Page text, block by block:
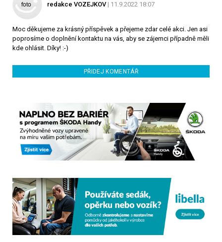
redakce VOZEJKOV | 11.9.2022 18:07
Moc děkujeme za krásný příspěvek a přejeme zdar celé akci. Jen asi
poprosíme o doplnění kontaktu na vás, aby se zájemci případně měli
kde ohlásit. Díky! :-)
PŘIDEJ KOMENTÁŘ